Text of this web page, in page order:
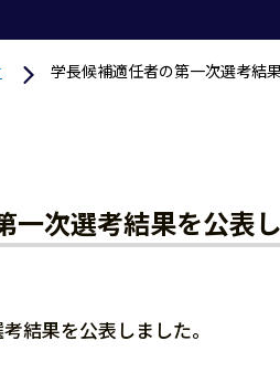
学長候補適任者の第一次選考結
一次選考結果を公表
結果を公表しました。